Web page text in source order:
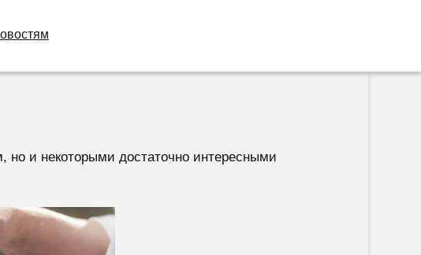
и некоторыми достаточно интересными